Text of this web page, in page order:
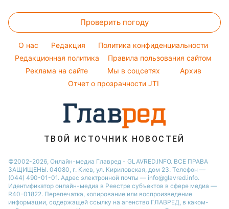
Виталий Козловский
Новости Тернополя
Новости Житомира
Новости Одессы
Новости Харькова
Новости Полтавы
Праздничное меню
Тарифы
Курс валют
Магнитные бури
Погода на сегодня
Погода на завтра
Пылевая буря
Проверить погоду
O нас Редакция
Политика конфиденциальности
Редакционная политика
Правила пользования сайтом
Реклама на сайте
Мы в соцсетях
Архив
Отчет о прозрачности JTI
ТВОЙ ИСТОЧНИК НОВОСТЕЙ
©2002-2026, Онлайн-медиа Главред - GLAVRED.INFO. ВСЕ ПРАВА
ЗАЩИЩЕНЫ. 04080, г. Киев, ул. Кириловская, дом 23. Телефон —
(044) 490-01-01. Адрес электронной почты — info@glavred.info.
Идентификатор онлайн-медиа в Реестре cубъектов в сфере медиа —
R40-01822. Перепечатка, копирование или воспроизведение
информации, содержащей ссылку на агенство ГЛАВРЕД, в каком-